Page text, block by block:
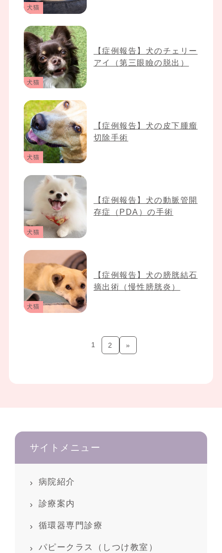
犬猫
犬猫
【症例報告】犬のチェリー
アイ（第三眼瞼の脱出）
犬猫
【症例報告】犬の皮下腫瘤
切除手術
犬猫
【症例報告】犬の動脈管開
存症（PDA）の手術
犬猫
【症例報告】犬の膀胱結石
摘出術（慢性膀胱炎）
1 2 »
サイトメニュー
病院紹介
診療案内
循環器専門診療
パピークラス（しつけ教室）